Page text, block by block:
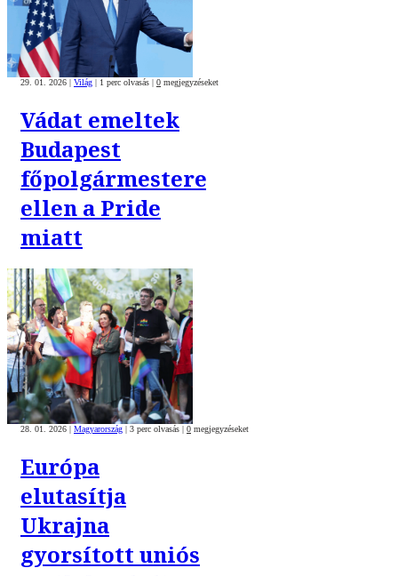
29. 01. 2026 | Világ | 1 perc olvasás | 0 megjegyzéseket
Vádat emeltek
Budapest
főpolgármestere
ellen a Pride
miatt
28. 01. 2026 Magyarország 3 perc olvasás 0 megjegyzéseket
Európa
elutasítja
Ukrajna
gyorsított uniós